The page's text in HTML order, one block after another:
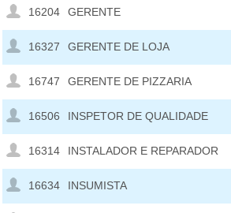
16204 GERENTE
16327 GERENTE DE LOJA
16747 GERENTE DE PIZZARIA
16506 INSPETOR DE QUALIDADE
16314 INSTALADOR E REPARADOR
16634 INSUMISTA